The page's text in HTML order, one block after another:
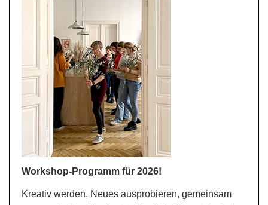
Workshop-Programm für 2026!
Kreativ werden, Neues ausprobieren, gemeinsam